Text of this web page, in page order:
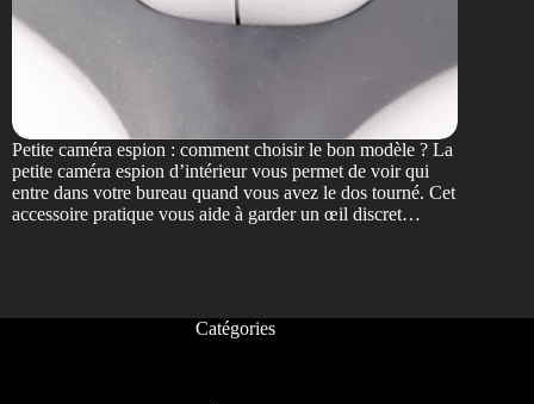
Petite caméra espion : comment choisir le bon modèle ? La
petite caméra espion d’intérieur vous permet de voir qui
entre dans votre bureau quand vous avez le dos tourné. Cet
accessoire pratique vous aide à garder un œil discret…
Catégories